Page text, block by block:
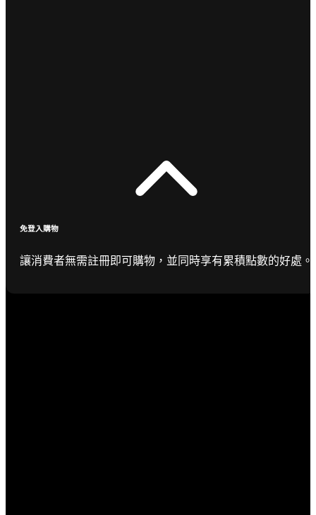
免登入購物
讓消費者無需註冊即可購物，並同時享有累積點數的好處。